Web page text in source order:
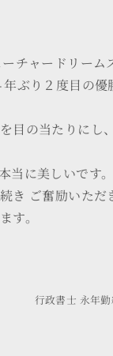
チャードリーム
ぶり２度目の優
目の当たりにし
当に美しいです
き ご奮励いただ
す。
行政書士 永年